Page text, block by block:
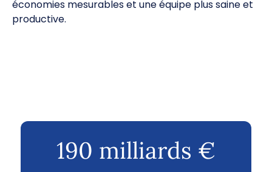
économies mesurables et une équipe plus saine et
productive.
190 milliards €